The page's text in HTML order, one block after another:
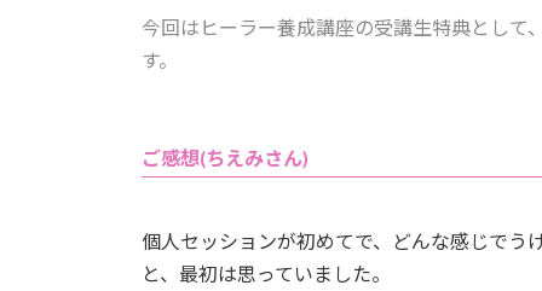
今回はヒーラー養成講座の受講生特典として
す。
ご感想(ちえみさん)
個人セッションが初めてで、どんな感じでう
と、最初は思っていました。